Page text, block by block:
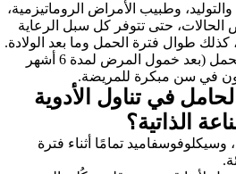
وطبيب الأمراض الروماتيزمية،
حتى تتوفر كل سبل الرعاية
كذلك طوال فترة الحمل وما بعد الولادة.
يجب اختيار التوقيت الأمثل للحمل (بعد خمول المرض لمدة 6 أشهر
في سن مبكرة للمريضة.
في تناول الأدوية
الذاتية؟
تمامًا أثناء فترة